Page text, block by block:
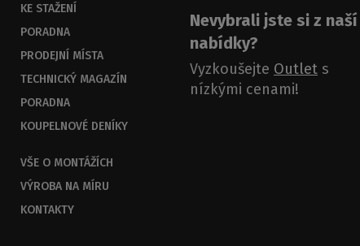
KE STAŽENÍ
PORADNA
PRODEJNÍ MÍSTA
TECHNICKÝ MAGAZÍN
PORADNA
KOUPELNOVÉ DENÍKY
VŠE O MONTÁŽÍCH
VÝROBA NA MÍRU
KONTAKTY
Nevybrali jste si z naší
nabídky?
Vyzkoušejte Outlet s
nízkými cenami!